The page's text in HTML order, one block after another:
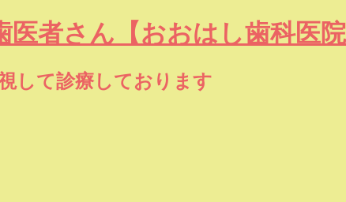
医者さん【おおはし歯科医
して診療しております